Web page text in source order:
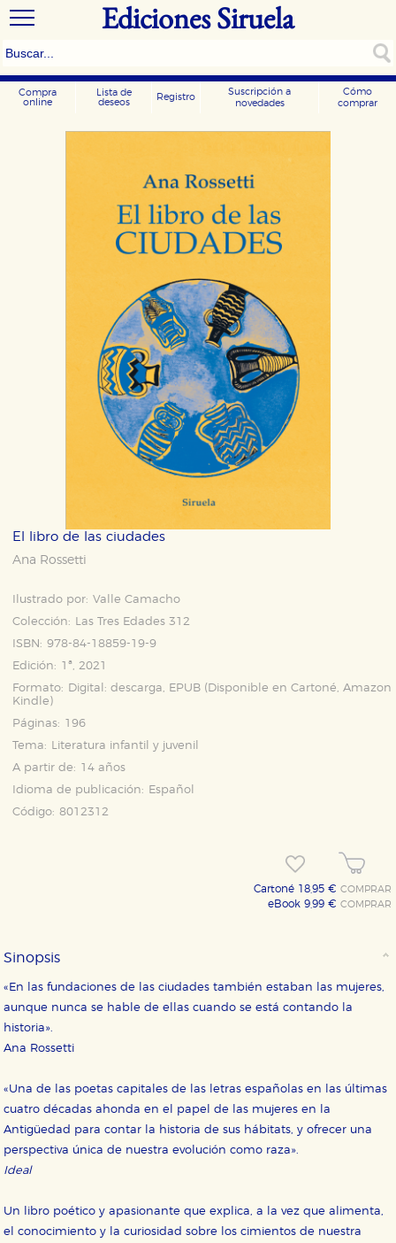
Ediciones Siruela
Compra
online
Lista de
deseos
Registro
Suscripción a
novedades
Cómo
comprar
El libro de las ciudades
Ana Rossetti
Ilustrado por: Valle Camacho
Colección:
Las Tres Edades 312
ISBN: 978-84-18859-19-9
Edición: 1ª, 2021
Formato:
Digital: descarga, EPUB (Disponible enCartoné,Amazon
Kindle )
Páginas: 196
Tema:
Literatura infantil y juvenil
A partir de: 14 años
Idioma de publicación:
Español
Código: 8012312
Cartoné 18,95 €COMPRAR
eBook 9,99 €COMPRAR
Sinopsis
«En las fundaciones de las ciudades también estaban las mujeres,
aunque nunca se hable de ellas cuando se está contando la
historia».
Ana Rossetti
«Una de las poetas capitales de las letras españolas en las últimas
cuatro décadas ahonda en el papel de las mujeres en la
Antigüedad para contar la historia de sus hábitats, y ofrecer una
perspectiva única de nuestra evolución como raza».
Ideal
Un libro poético y apasionante que explica, a la vez que alimenta,
el conocimiento y la curiosidad sobre los cimientos de nuestra